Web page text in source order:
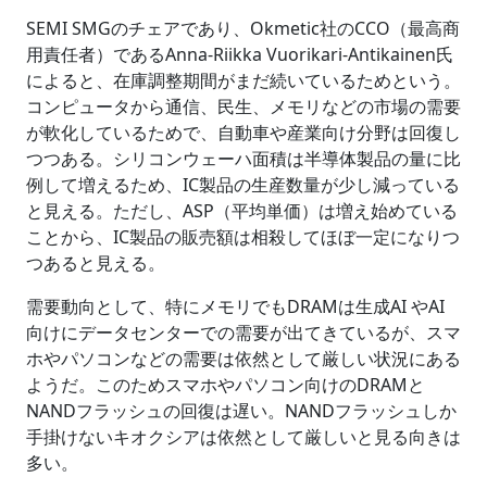
SEMI SMGのチェアであり、Okmetic社のCCO（最高商
用責任者）であるAnna-Riikka Vuorikari-Antikainen氏
によると、在庫調整期間がまだ続いているためという。
コンピュータから通信、民生、メモリなどの市場の需要
が軟化しているためで、自動車や産業向け分野は回復し
つつある。シリコンウェーハ面積は半導体製品の量に比
例して増えるため、IC製品の生産数量が少し減っている
と見える。ただし、ASP（平均単価）は増え始めている
ことから、IC製品の販売額は相殺してほぼ一定になりつ
つあると見える。
需要動向として、特にメモリでもDRAMは生成AI やAI
向けにデータセンターでの需要が出てきているが、スマ
ホやパソコンなどの需要は依然として厳しい状況にある
ようだ。このためスマホやパソコン向けのDRAMと
NANDフラッシュの回復は遅い。NANDフラッシュしか
手掛けないキオクシアは依然として厳しいと見る向きは
多い。